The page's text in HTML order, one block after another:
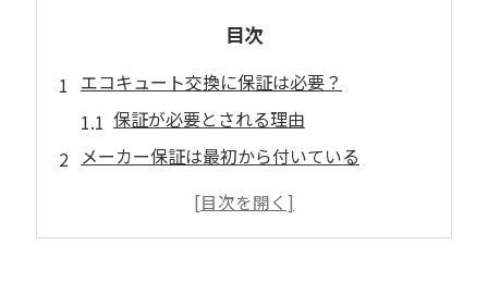
目次
エコキュート交換に保証は必要？
保証が必要とされる理由
メーカー保証は最初から付いている
メーカー保証の内容